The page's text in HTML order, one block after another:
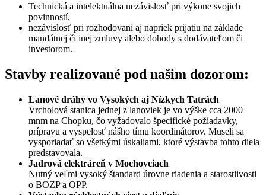
Technická a intelektuálna nezávislosť pri výkone svojich
povinností,
nezávislosť pri rozhodovaní aj napriek prijatiu na základe
mandátnej či inej zmluvy alebo dohody s dodávateľom či
investorom.
Stavby realizované pod našim dozorom:
Lanové dráhy vo Vysokých aj Nízkych Tatrách
Vrcholová stanica jednej z lanoviek je vo výške cca 2000
mnm na Chopku, čo vyžadovalo špecifické požiadavky,
prípravu a vyspelosť nášho tímu koordinátorov. Museli sa
vysporiadať so všetkými úskaliami, ktoré výstavba tohto diela
predstavovala.
Jadrová elektráreň v Mochovciach
Nutný veľmi vysoký štandard úrovne riadenia a starostlivosti
o BOZP a OPP.